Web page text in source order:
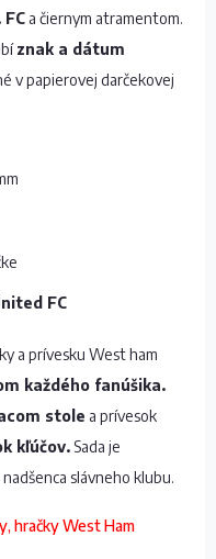
a čiernym atramentom.
znak a dátum
v papierovej darčekovej
FC
a prívesku West ham
každého fanúšika.
stole a prívesok
kľúčov. Sada je
slávneho klubu.
hračky West Ham